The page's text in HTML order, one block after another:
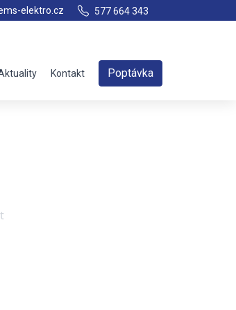
elektro.cz 577 664 343
Kontakt Poptávka